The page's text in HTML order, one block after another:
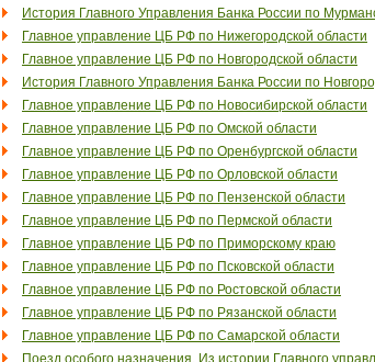
История Главного Управления Банка России по
Главное управление ЦБ РФ по Нижегородской области
Главное управление ЦБ РФ по Новгородской области
История Главного Управления Банка России по
Главное управление ЦБ РФ по Новосибирской области
Главное управление ЦБ РФ по Омской области
Главное управление ЦБ РФ по Оренбургской области
Главное управление ЦБ РФ по Орловской области
Главное управление ЦБ РФ по Пензенской области
Главное управление ЦБ РФ по Пермской области
Главное управление ЦБ РФ по Приморскому краю
Главное управление ЦБ РФ по Псковской области
Главное управление ЦБ РФ по Ростовской области
Главное управление ЦБ РФ по Рязанской области
Главное управление ЦБ РФ по Самарской области
Поезд особого назначения. Из истории Главного